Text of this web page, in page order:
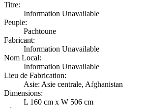
Titre:
Information Unavailable
Peuple:
Pachtoune
Fabricant:
Information Unavailable
Nom Local:
Information Unavailable
Lieu de Fabrication:
Asie: Asie centrale, Afghanistan
Dimensions:
L 160 cm x W 506 cm